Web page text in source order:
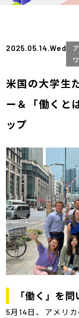
2025.05.14.Wed
米国の大学生
ー＆「働くと
ップ
「働く」を
5月14日、アメリ